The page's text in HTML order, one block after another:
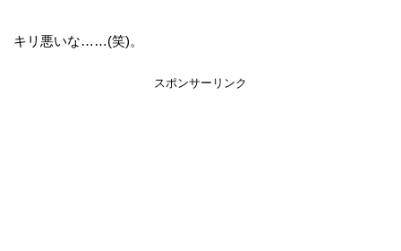
キリ悪いな……(笑)。
スポンサーリンク